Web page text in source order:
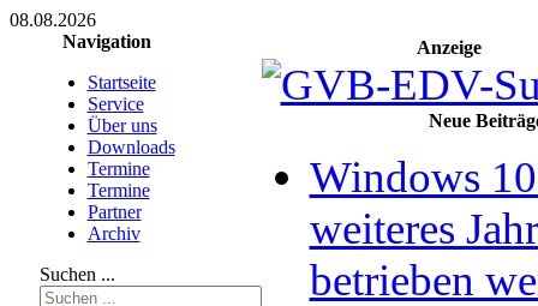
08.08.2026
Navigation
Startseite
Service
Über uns
Downloads
Termine
Termine
Partner
Archiv
Suchen ...
Anzeige
Neue
Windows
weiteres
betrieben